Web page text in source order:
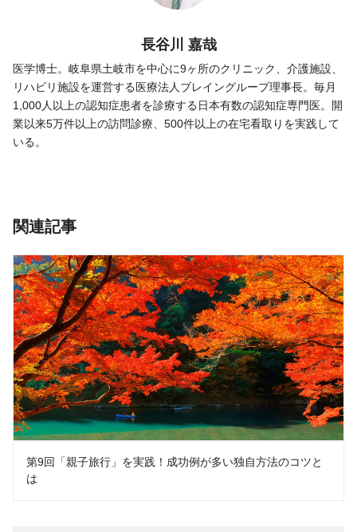
長谷川 嘉哉
医学博士。岐阜県土岐市を中心に9ヶ所のクリニック、介護施設、
リハビリ施設を運営する医療法人ブレイングループ理事長。毎月
1,000人以上の認知症患者を診療する日本有数の認知症専門医。開
業以来5万件以上の訪問診療、500件以上の在宅看取りを実践して
いる。
関連記事
第9回「親子旅行」を実践！成功例が多い独自方法のコツと
は